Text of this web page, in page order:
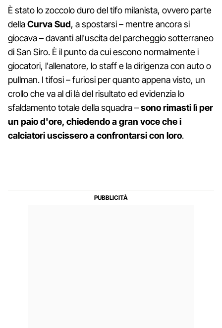
È stato lo zoccolo duro del tifo milanista, ovvero parte
dellaCurva Sud, a spostarsi – mentre ancora si
giocava – davanti all'uscita del parcheggio sotterraneo
di San Siro. È il punto da cui escono normalmente i
giocatori, l'allenatore, lo staff e la dirigenza con auto o
pullman. I tifosi – furiosi per quanto appena visto, un
crollo che va al di là del risultato ed evidenzia lo
sfaldamento totale della squadra –sono rimasti lì per
un paio d'ore, chiedendo a gran voce che i
calciatori uscissero a confrontarsi con loro.